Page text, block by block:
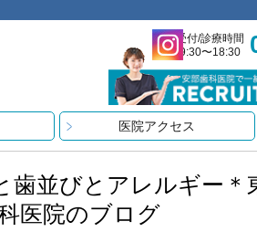
受付/診療時間
9:30〜18:30
医院アクセス
歯並びとアレルギー＊
医院のブログ